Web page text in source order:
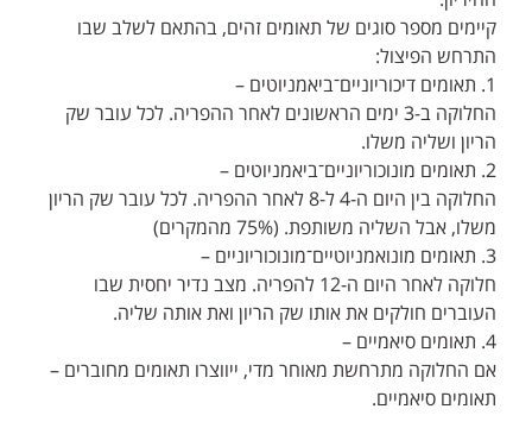
קיימים מספר סוגים של תאומים זהים, בהתאם לשלב שבו
התרחש הפיצול:
1. תאומים דיכוריוניים־ביאמניוטים –
החלוקה ב-3 ימים הראשונים לאחר ההפריה. לכל עובר שק
הריון ושליה משלו.
2. תאומים מונוכוריוניים־ביאמניוטים –
החלוקה בין היום ה-4 ל-8 לאחר ההפריה. לכל עובר שק הריון
משלו, אבל השליה משותפת. (75% מהמקרים)
3. תאומים מונואמניוטיים־מונוכוריוניים –
חלוקה לאחר היום ה-12 להפריה. מצב נדיר יחסית שבו
העוברים חולקים את אותו שק הריון ואת אותה שליה.
4. תאומים סיאמיים –
אם החלוקה מתרחשת מאוחר מדי, ייווצרו תאומים מחוברים –
תאומים סיאמיים.